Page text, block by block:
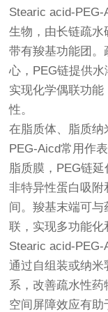
Stearic acid-
生物，由长链疏水
带有羧基功能团
心，PEG链提供
实现化学偶联功
性。
在脂质体、脂质
PEG-Aicd常用作
脂质膜，PEG链
非特异性蛋白吸
间。羧基末端可
联，实现多功能化
Stearic acid-PEG-
通过自组装或纳
系，改善疏水性
空间屏障效应有助